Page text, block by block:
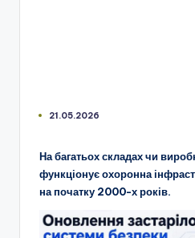
21.05.2026
На багатьох складах чи
функціонує охоронна
на початку 2000-х років.